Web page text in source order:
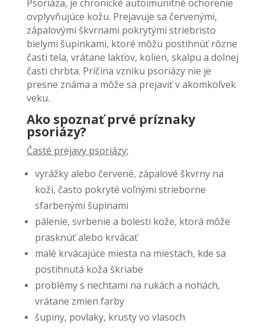
Psoriáza, je chronické autoimunitné ochorenie
ovplyvňujúce kožu. Prejavuje sa červenými,
zápalovými škvrnami pokrytými striebristo
bielymi šupinkami, ktoré môžu postihnúť rôzne
časti tela, vrátane lakťov, kolien, skalpu a dolnej
časti chrbta. Príčina vzniku psoriázy nie je
presne známa a môže sa prejaviť v akomkoľvek
veku.
Ako spoznať prvé príznaky
psoriázy?
Časté prejavy psoriázy:
vyrážky alebo červené, zápalové škvrny na
koži, často pokryté voľnými strieborne
sfarbenými šupinami
pálenie, svrbenie a bolesti kože, ktorá môže
prasknúť alebo krvácať
malé krvácajúce miesta na miestach, kde sa
postihnutá koža škriabe
problémy s nechtami na rukách a nohách,
vrátane zmien farby
šupiny, povlaky, krusty vo vlasoch